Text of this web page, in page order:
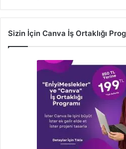
Sizin İçin Canva İş Ortaklığı